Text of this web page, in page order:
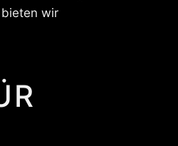
wir